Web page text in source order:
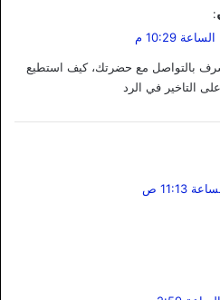
:
بالتواصل مع حضرتك، كيف استطيع
التاخير في الرد